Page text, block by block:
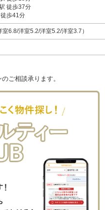
徒歩37分
歩41分
6.8/洋室5.2/洋室5.2/洋室3.7）
ご相談承ります。